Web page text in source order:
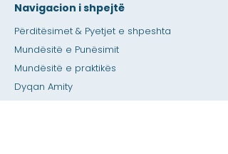
Navigacion i shpejtë
Përditësimet & Pyetjet e shpeshta
Mundësitë e Punësimit
Mundësitë e praktikës
Dyqan Amity
Dhënia